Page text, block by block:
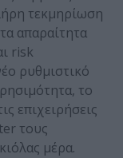
τεκμηρίωση
απαραίτητα
risk
ρυθμιστικό
το
επιχειρήσεις
τους
μέρα.